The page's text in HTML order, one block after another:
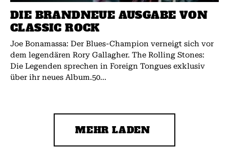
DIE BRANDNEUE AUSGABE VON
CLASSIC ROCK
Joe Bonamassa: Der Blues-Champion verneigt sich vor
dem legendären Rory Gallagher. The Rolling Stones:
Die Legenden sprechen in Foreign Tongues exklusiv
über ihr neues Album.50...
MEHR LADEN